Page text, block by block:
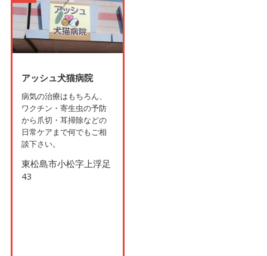
アッシュ犬猫病院
病気の治療はもちろん、
ワクチン・寄生虫の予防
から爪切・耳掃除などの
日常ケアまで何でもご相
談下さい。
東松島市小松字上浮足
43